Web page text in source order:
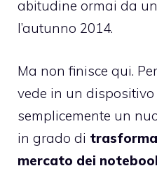
abitudine ormai da
l’autunno 2014.
Ma non finisce qui.
vede in un dispositivo
semplicemente un
in grado di
mercato dei